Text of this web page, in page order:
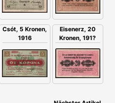
Csót, 5 Kronen,
1916
Eisenerz, 20
Kronen, 191?